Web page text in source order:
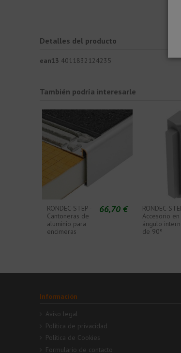
Detalles del producto
ean13 4011832124235
También podría interesarle
RONDEC-STEP -
Cantoneras de
aluminio para
encimeras
66,70 €
RONDEC-
Accesorio en
ángulo
de 90º
Información
Aviso legal
Política de privacidad
Política de Cookies
Formulario de contacto